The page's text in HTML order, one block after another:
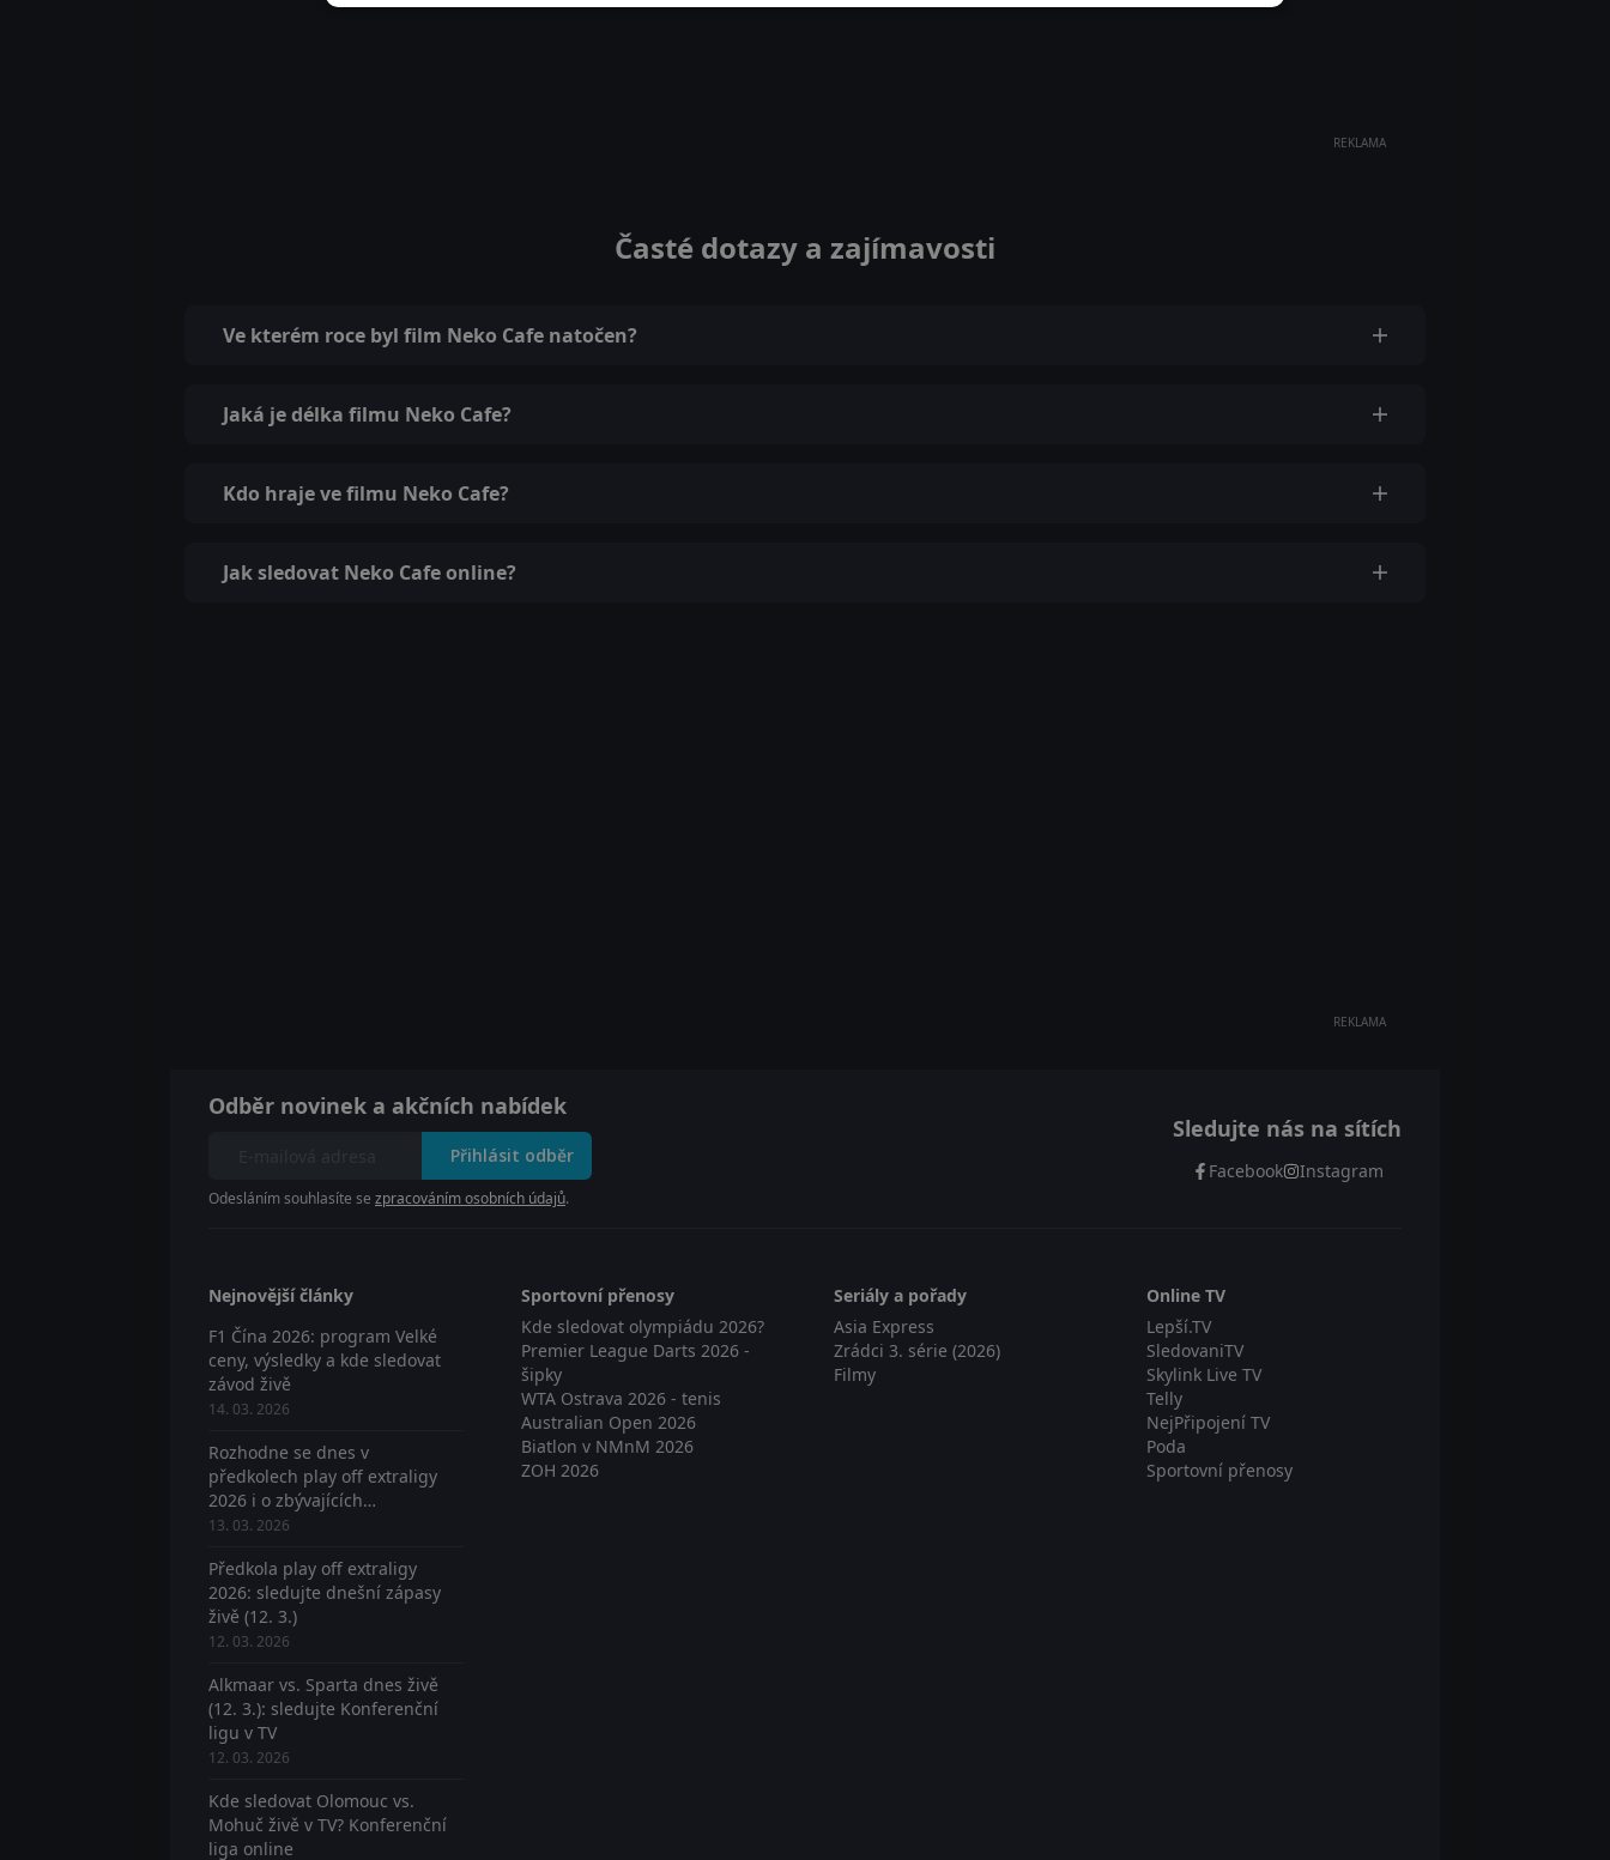
REKLAMA
Časté dotazy a zajímavosti
Ve kterém roce byl film Neko Cafe natočen?
Jaká je délka filmu Neko Cafe?
Kdo hraje ve filmu Neko Cafe?
Jak sledovat Neko Cafe online?
REKLAMA
Odběr novinek a akčních nabídek
Přihlásit odběr
Odesláním souhlasíte se zpracováním osobních údajů.
Sledujte nás na sítích
Facebook Instagram
Nejnovější články
F1 Čína 2026: program Velké
ceny, výsledky a kde sledovat
závod živě
14. 03. 2026
Rozhodne se dnes v
předkolech play off extraligy
2026 i o zbývajících
postupujících? Sledujte živě
13. 03. 2026
Předkola play off extraligy
2026: sledujte dnešní zápasy
živě (12. 3.)
12. 03. 2026
Alkmaar vs. Sparta dnes živě
(12. 3.): sledujte Konferenční
ligu v TV
12. 03. 2026
Kde sledovat Olomouc vs.
Mohuč živě v TV? Konferenční
liga online
Sportovní přenosy
Kde sledovat olympiádu 2026?
Premier League Darts 2026 -
šipky
WTA Ostrava 2026 - tenis
Australian Open 2026
Biatlon v NMnM 2026
ZOH 2026
Seriály a pořady
Asia Express
Zrádci 3. série (2026)
Filmy
Online TV
Lepší.TV
SledovaniTV
Skylink Live TV
Telly
NejPřipojení TV
Poda
Sportovní přenosy